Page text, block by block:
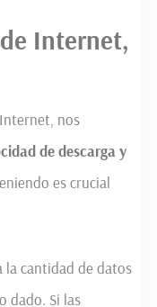
Internet,
nos
de descarga y
es crucial
la cantidad de datos
dado. Si las